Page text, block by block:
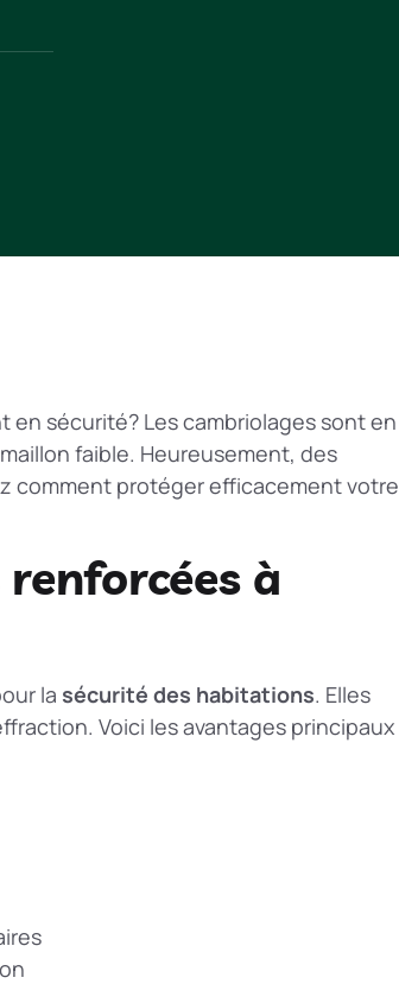
en sécurité? Les cambriolages sont en
faible. Heureusement, des
comment protéger efficacement votre
à
la sécurité des habitations. Elles
Voici les avantages principaux